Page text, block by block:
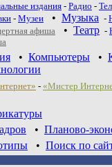
издания - Радио -
- Музеи • Музыка -
афиша • Театр -
• Компьютеры •
- «Мистер
• Планово-
• Поиск по